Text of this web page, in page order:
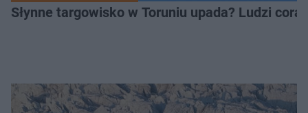
Słynne targowisko w Toruniu upada? Ludzi